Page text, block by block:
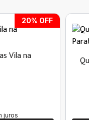
20% OFF
Vila na
juros